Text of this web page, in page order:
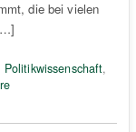
die bei vielen
Politikwissenschaft,